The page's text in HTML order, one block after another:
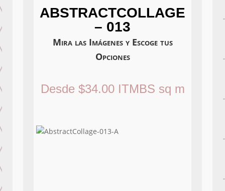
ABSTRACTCOLLAGE
– 013
Mira las Imágenes y Escoge tus
Opciones
Desde $34.00 ITMBS sq m